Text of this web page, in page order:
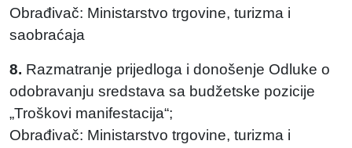
Obrađivač: Ministarstvo trgovine, turizma i
saobraćaja
8. Razmatranje prijedloga i donošenje Odluke o
odobravanju sredstava sa budžetske pozicije
„Troškovi manifestacija“;
Obrađivač: Ministarstvo trgovine, turizma i